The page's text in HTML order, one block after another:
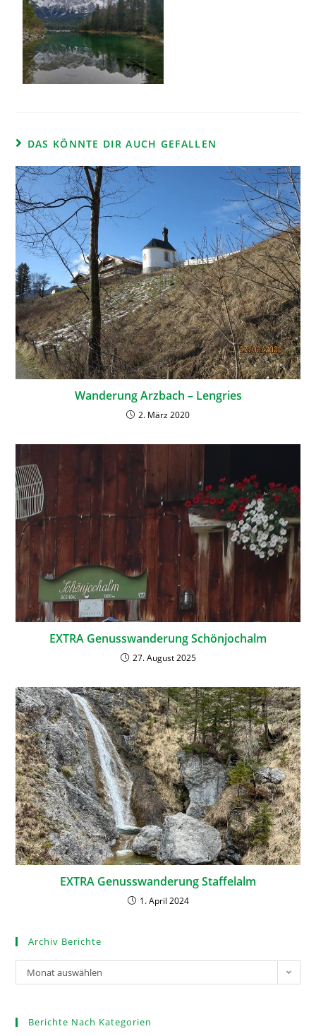
DAS KÖNNTE DIR AUCH GEFALLEN
Wanderung Arzbach – Lengries
2. März 2020
EXTRA Genusswanderung Schönjochalm
27. August 2025
EXTRA Genusswanderung Staffelalm
1. April 2024
Archiv Berichte
Monat auswählen
Berichte Nach Kategorien